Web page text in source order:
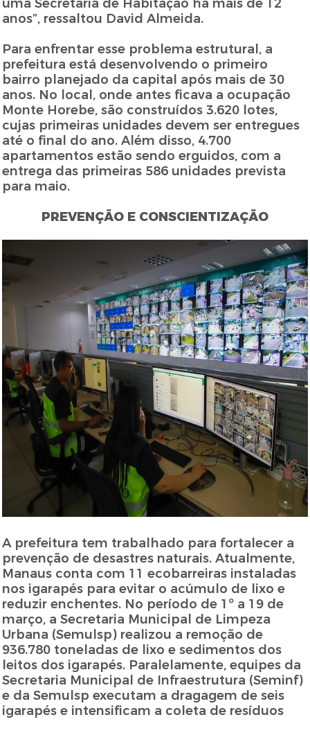
uma Secretaria de Habitação há mais de 12
anos”, ressaltou David Almeida.
Para enfrentar esse problema estrutural, a
prefeitura está desenvolvendo o primeiro
bairro planejado da capital após mais de 30
anos. No local, onde antes ficava a ocupação
Monte Horebe, são construídos 3.620 lotes,
cujas primeiras unidades devem ser entregues
até o final do ano. Além disso, 4.700
apartamentos estão sendo erguidos, com a
entrega das primeiras 586 unidades prevista
para maio.
PREVENÇÃO E CONSCIENTIZAÇÃO
A prefeitura tem trabalhado para fortalecer a
prevenção de desastres naturais. Atualmente,
Manaus conta com 11 ecobarreiras instaladas
nos igarapés para evitar o acúmulo de lixo e
reduzir enchentes. No período de 1º a 19 de
março, a Secretaria Municipal de Limpeza
Urbana (Semulsp) realizou a remoção de
936.780 toneladas de lixo e sedimentos dos
leitos dos igarapés. Paralelamente, equipes da
Secretaria Municipal de Infraestrutura (Seminf)
e da Semulsp executam a dragagem de seis
igarapés e intensificam a coleta de resíduos